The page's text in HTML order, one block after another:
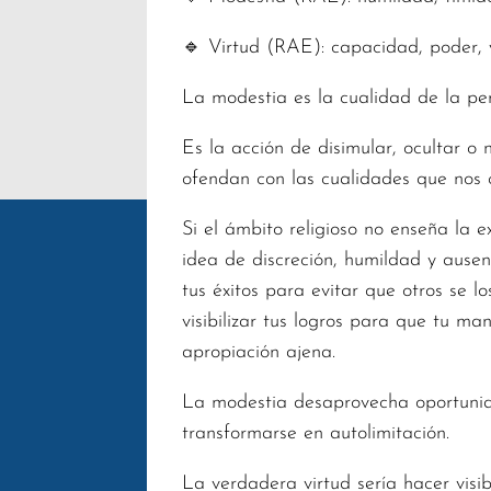
🔹 Virtud (RAE): capacidad,
La modestia es la cualidad de la
Es la acción de disimular, ocultar o
ofendan con las cualidades que nos
Si el ámbito religioso no enseña la
idea de discreción, humildad y
tus éxitos para evitar que otros se
visibilizar tus logros para que tu
apropiación ajena.
La modestia desaprovecha
transformarse en autolimitación.
La verdadera virtud sería hacer